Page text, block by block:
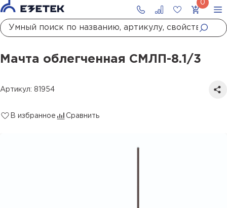
Стержневые молниеотводы и мачты молниеприемные
Мачта облегченная СМЛП-8.1/3
Мачта облегченная СМЛП-8.1/3
Артикул: 81954
В избранное Сравнить